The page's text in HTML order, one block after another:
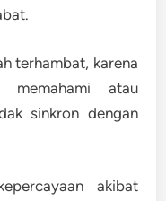
terhambat, karena
memahami atau
sinkron dengan
akibat